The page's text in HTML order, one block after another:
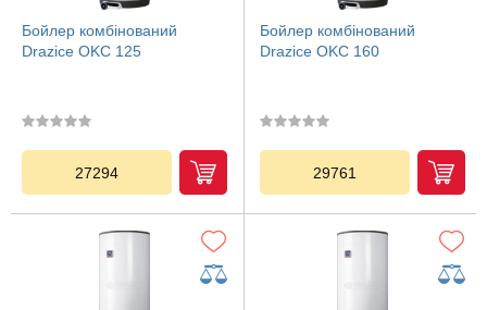
Бойлер комбінований
Drazice OKC 125
27294
Бойлер комбінований
Drazice OKC 160
29761